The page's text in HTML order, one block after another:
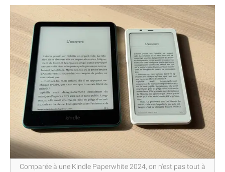
Comparée à une Kindle Paperwhite 2024, on n'est pas tout à